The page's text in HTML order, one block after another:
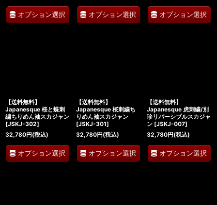
オプション選択 オプション選択 オプション選択
【送料無料】
Japanesque 桜と蝶刺
繍ちりめん袖スカジャン
[JSKJ-302]
32,780円(税込)
オプション選択
【送料無料】
Japanesque 桜刺繍ち
りめん袖スカジャン
[JSKJ-301]
32,780円(税込)
オプション選択
【送料無料】
Japanesque 虎刺繍/別
珍リバーシブルスカジャ
ン [JSKJ-007]
32,780円(税込)
オプション選択